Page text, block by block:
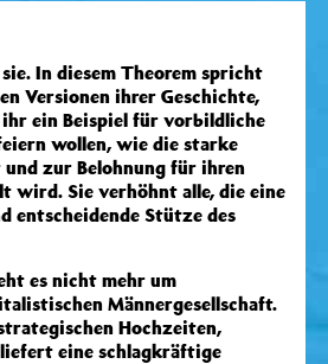
In diesem Theorem spricht
Versionen ihrer Geschichte,
ein Beispiel für vorbildliche
wollen, wie die starke
zur Belohnung für ihren
wird. Sie verhöhnt alle, die eine
entscheidende Stütze des
es nicht mehr um
Männergesellschaft.
Hochzeiten,
eine schlagkräftige